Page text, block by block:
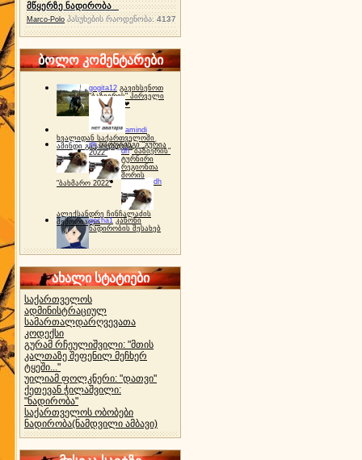
მწყერზე ნადირობა
Marco-Polo პასუხების რაოდენობა:4137
ბოლო კომენტარები
gogita12 გავიხსენოთ
"ბაზიერის" პირველი
ტურნირი ❤
amindi
ხვალიდან საქართველოში
ამინდი გაუარესდება
dh სპორტინგი "გურია
2022"
dh "ბაზიერის"
ტურნირი
რეგიონთა
შორის
"ბახმარო 2022"
dh
ალექსანდრე ჩინჩალაძის
მემორიალიgocha1 კანონი
ნადირობის შესახებ
ახალი სტატიები
საქართველოს
ადმინისტრაციულ
სამართალდარღვევათა
კოდექსი
გურამ რჩეულიშვილი: "მთის
კალთაზე შეფენილ მეჩხერ
ტყეში..."
უილიამ ფოლკნერი: "დათვი"
ქეთევან ჭილაშვილი:
"ნადირობა"
საქართველოს ობობები
ნადირობა(ნამდვილი ამბავი)